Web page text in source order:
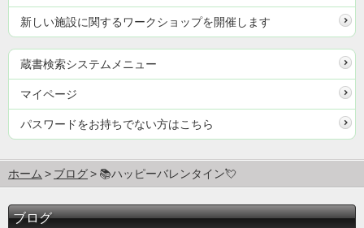
新しい施設に関するワークショップを開催します
蔵書検索システムメニュー
マイページ
パスワードをお持ちでない方はこちら
ホーム ブログ 📚ハッピーバレンタイン💘
ブログ